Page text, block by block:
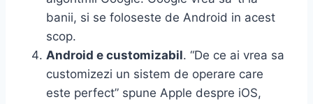
banii, si se foloseste de Android in acest
scop.
Android e customizabil. “De ce ai vrea sa
customizezi un sistem de operare care
este perfect” spune Apple despre iOS,